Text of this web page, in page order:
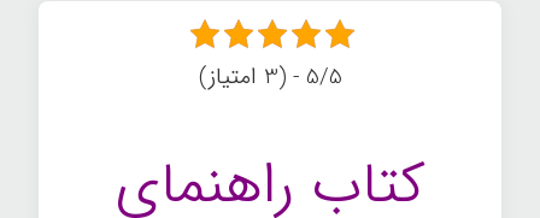
5/5 - (3 امتیاز)
کتاب راهنمای